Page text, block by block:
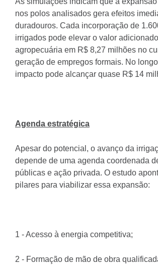
nos polos analisados gera efeitos
duradouros. Cada incorporação de
irrigados pode elevar o valor
agropecuária em R$ 8,27 milhões no
geração de empregos formais. No
impacto pode alcançar quase R$ 14
Agenda estratégica
Apesar do potencial, o avanço da
depende de uma agenda coordenada
públicas e ação privada. O estudo
pilares para viabilizar essa expansão:
1 - Acesso à energia competitiva;
2 - Formação de mão de obra